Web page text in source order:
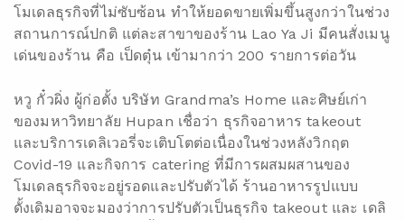
โมเดลธุรกิจที่ไม่ซับซ้อน ทำให้ยอดขายเพิ่มขึ้นสูงกว่าในช่วง
สถานการณ์ปกติ แต่ละสาขาของร้าน Lao Ya Ji มีคนสั่งเมนู
เด่นของร้าน คือ เป็ดตุ๋น เข้ามากว่า 200 รายการต่อวัน
หวู กั๋วผิ่ง ผู้ก่อตั้ง บริษัท Grandma’s Home และศิษย์เก่า
ของมหาวิทยาลัย Hupan เชื่อว่า ธุรกิจอาหาร takeout
และบริการเดลิเวอรี่จะเติบโตต่อเนื่องในช่วงหลังวิกฤต
Covid-19 และกิจการ catering ที่มีการผสมผสานของ
โมเดลธุรกิจจะอยู่รอดและปรับตัวได้ ร้านอาหารรูปแบบ
ดั้งเดิมอาจจะมองว่าการปรับตัวเป็นธุรกิจ takeout และ เดลิ